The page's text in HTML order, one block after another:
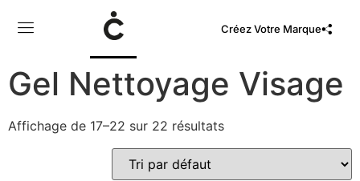
Créez Votre Marque
Gel Nettoyage Visage
Affichage de 17–22 sur 22 résultats